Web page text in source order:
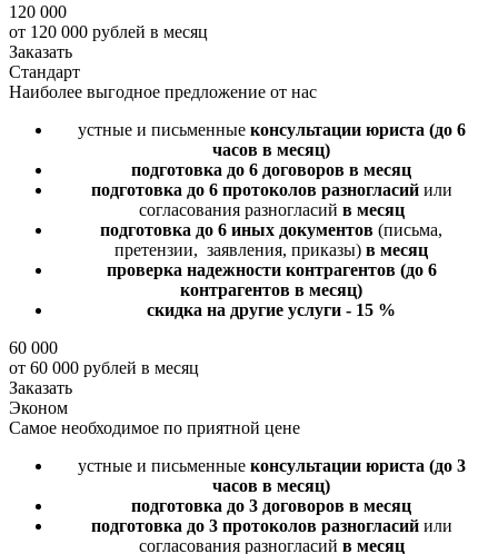
120 000
от 120 000 рублей в месяц
Заказать
Стандарт
Наиболее выгодное предложение от нас
устные и письменные консультации юриста (до 6
часов в месяц)
подготовка до 6 договоров в месяц
подготовка до 6 протоколов разногласийили
согласования разногласий в месяц
подготовка до 6 иных документов (письма,
претензии, заявления, приказы) в месяц
проверка надежности контрагентов (до 6
контрагентов в месяц)
скидка на другие услуги - 15 %
60 000
от 60 000 рублей в месяц
Заказать
Эконом
Самое необходимое по приятной цене
устные и письменные консультации юриста (до 3
часов в месяц)
подготовка до 3 договоров в месяц
подготовка до 3 протоколов разногласийили
согласования разногласий в месяц